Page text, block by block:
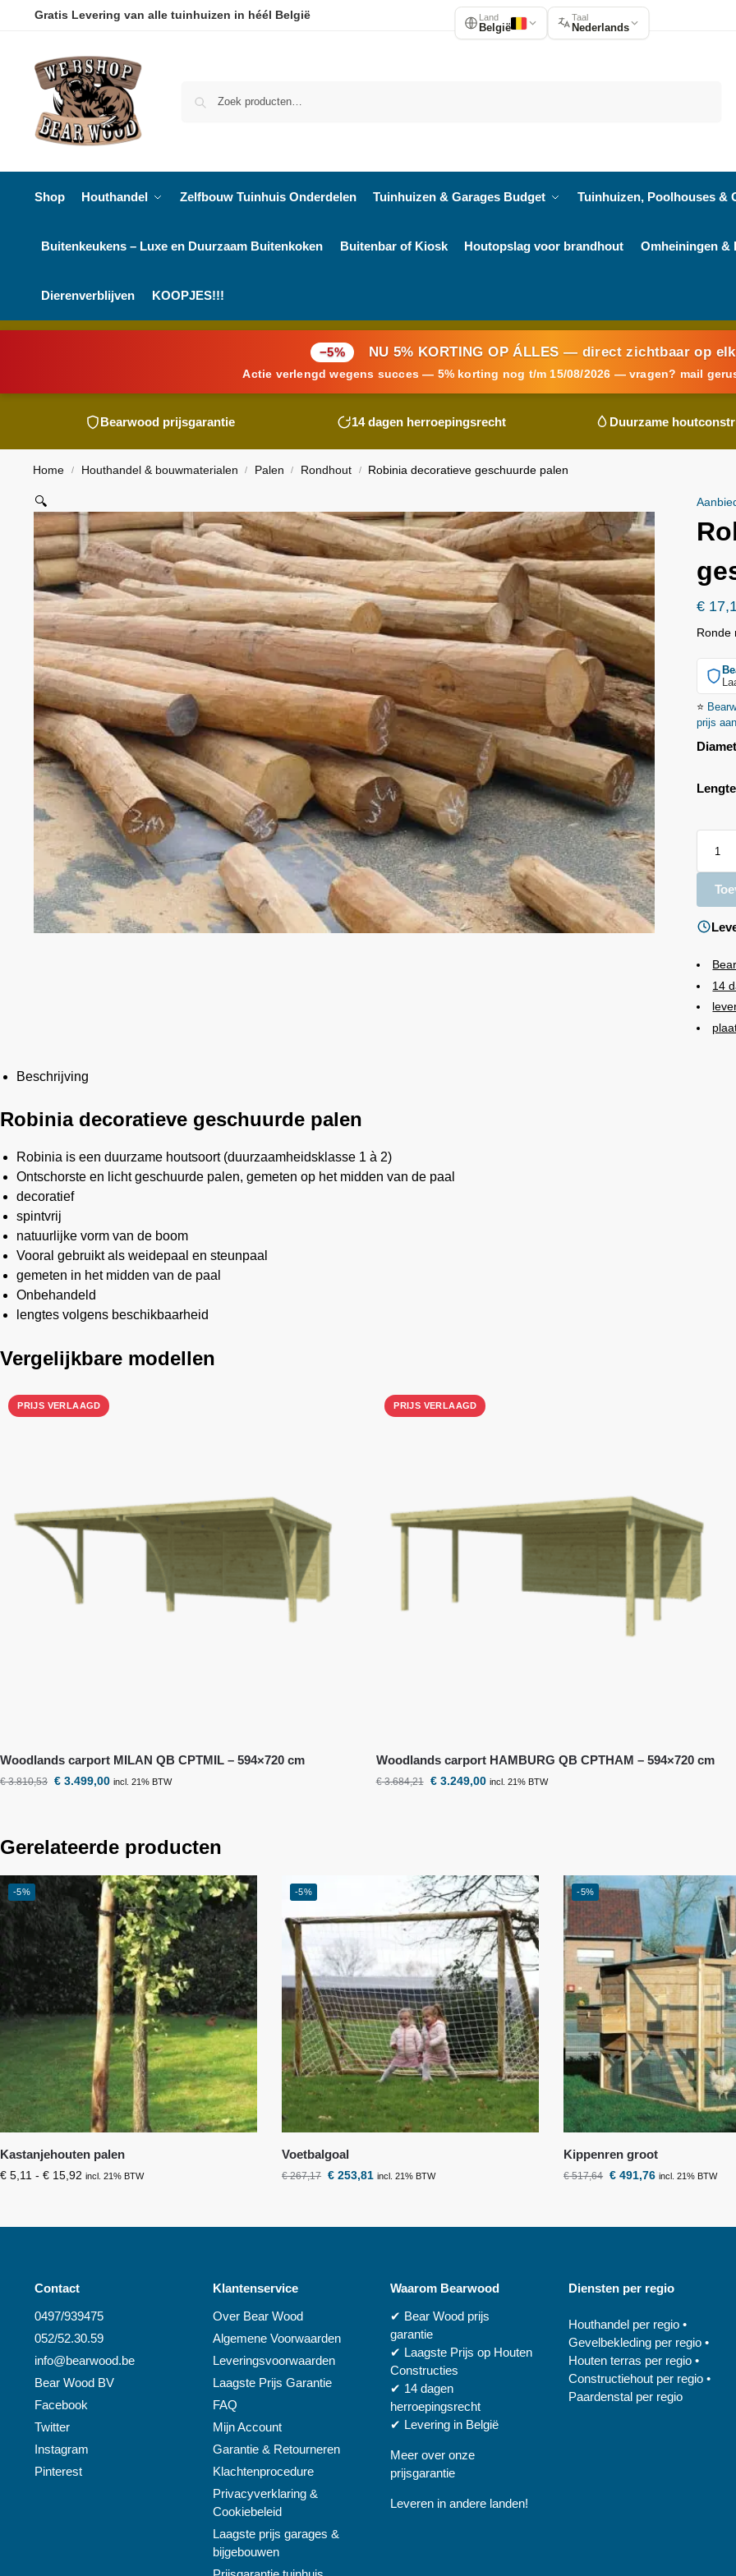
Gratis Levering van alle tuinhuizen in héél België
Shop Houthandel Zelfbouw Tuinhuis Onderdelen Tuinhuizen & Garages Budget Tuinhuizen, Poolhouses &
Buitenkeukens – Luxe en Duurzaam Buitenkoken Buitenbar of Kiosk Houtopslag voor brandhout Omheiningen &
Dierenverblijven KOOPJES!!!
−5% NU 5% KORTING OP ÁLLES — direct zichtbaar op
Actie verlengd wegens succes — 5% korting nog t/m 15/08/2026 — vragen? mail
Bearwood prijsgarantie 14 dagen herroepingsrecht Duurzame
Home / Houthandel & bouwmaterialen / Palen / Rondhout / Robinia decoratieve geschuurde palen
🔍
€
Ronde
⭐
prijs
Lengte
14
Beschrijving
Robinia decoratieve geschuurde palen
Robinia is een duurzame houtsoort (duurzaamheidsklasse 1 à 2)
Ontschorste en licht geschuurde palen, gemeten op het midden van de paal
decoratief
spintvrij
natuurlijke vorm van de boom
Vooral gebruikt als weidepaal en steunpaal
gemeten in het midden van de paal
Onbehandeld
lengtes volgens beschikbaarheid
Vergelijkbare modellen
Woodlands carport MILAN QB CPTMIL – 594×720 cm
€3.810,53 € 3.499,00 incl. 21% BTW
Woodlandscarport HAMBURG QB CPTHAM – 594×720 cm
€3.684,21 €3.249,00 incl. 21% BTW
Gerelateerde producten
-5%
Kastanjehouten palen
€ 5,11 - € 15,92 incl. 21% BTW
-5%
Voetbalgoal
€267,17 € 253,81 incl. 21% BTW
-5%
Kippenren groot
€517,64 € 491,76 incl. 21% BTW
Contact
0497/939475
052/52.30.59
info@bearwood.be
Bear WoodBV
Facebook
Twitter
Instagram
Pinterest
Klantenservice
Over Bear Wood
Algemene Voorwaarden
Leveringsvoorwaarden
Laagste Prijs Garantie
FAQ
Mijn Account
Garantie & Retourneren
Klachtenprocedure
Privacyverklaring &
Cookiebeleid
Laagste prijs garages &
bijgebouwen
Waarom Bearwood
✔ Bear Wood prijs
garantie
✔ Laagste Prijs op Houten
Constructies
✔ 14 dagen
herroepingsrecht
✔ Levering in België
Meer over onze
prijsgarantie
Leveren in andere landen!
Diensten per regio
Houthandel per regio•
Gevelbekleding per regio•
Houten terras per regio•
Constructiehout per regio•
Paardenstal per regio
Land
België
Taal
Nederlands